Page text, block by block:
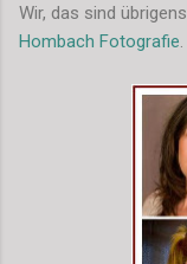
Wir, das sind übrigens
Hombach Fotografie